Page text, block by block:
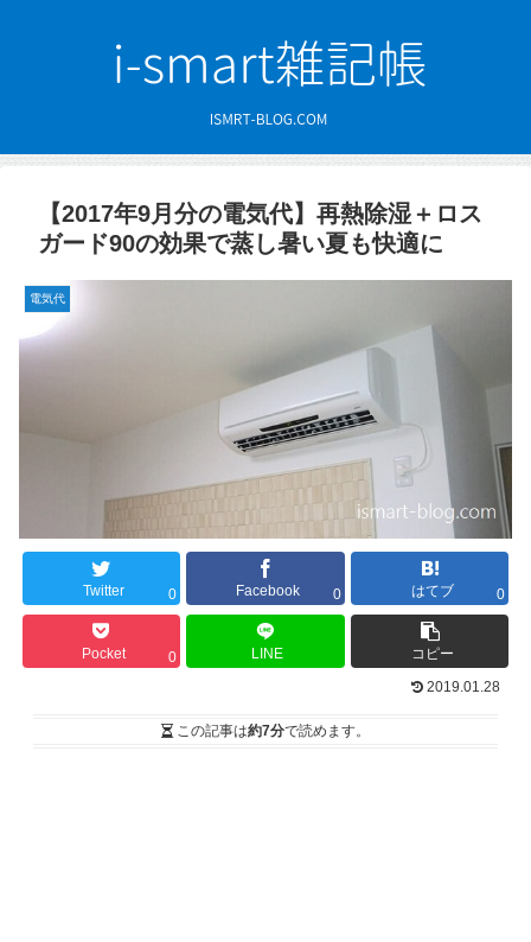
【2017年9月分の電気代】再熱除湿＋ロス
ガード90の効果で蒸し暑い夏も快適に
電気代
Twitter 0 Facebook 0 はてブ 0
Pocket 0 LINE
コピー
2019.01.28
この記事は約7分で読めます。